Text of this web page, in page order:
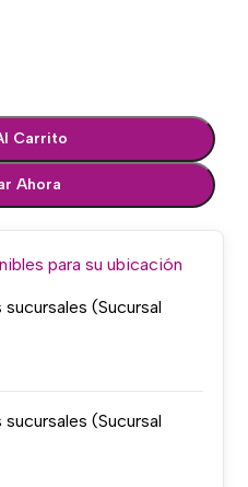
Carrito
Ahora
para su ubicación
(Sucursal
(Sucursal